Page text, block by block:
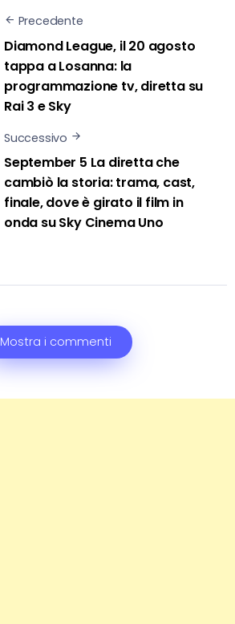
Precedente
Diamond League, il 20 agosto
tappa a Losanna: la
programmazione tv, diretta su
Rai 3 e Sky
Successivo
September 5 La diretta che
cambiò la storia: trama, cast,
finale, dove è girato il film in
onda su Sky Cinema Uno
Mostra i commenti